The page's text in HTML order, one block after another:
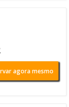
agora mesmo